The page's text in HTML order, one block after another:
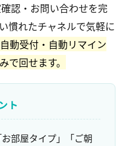
認・お問い合わせを完
慣れたチャネルで気軽に
動受付・自動リマイン
で回せます。
ト
部屋タイプ」「ご朝